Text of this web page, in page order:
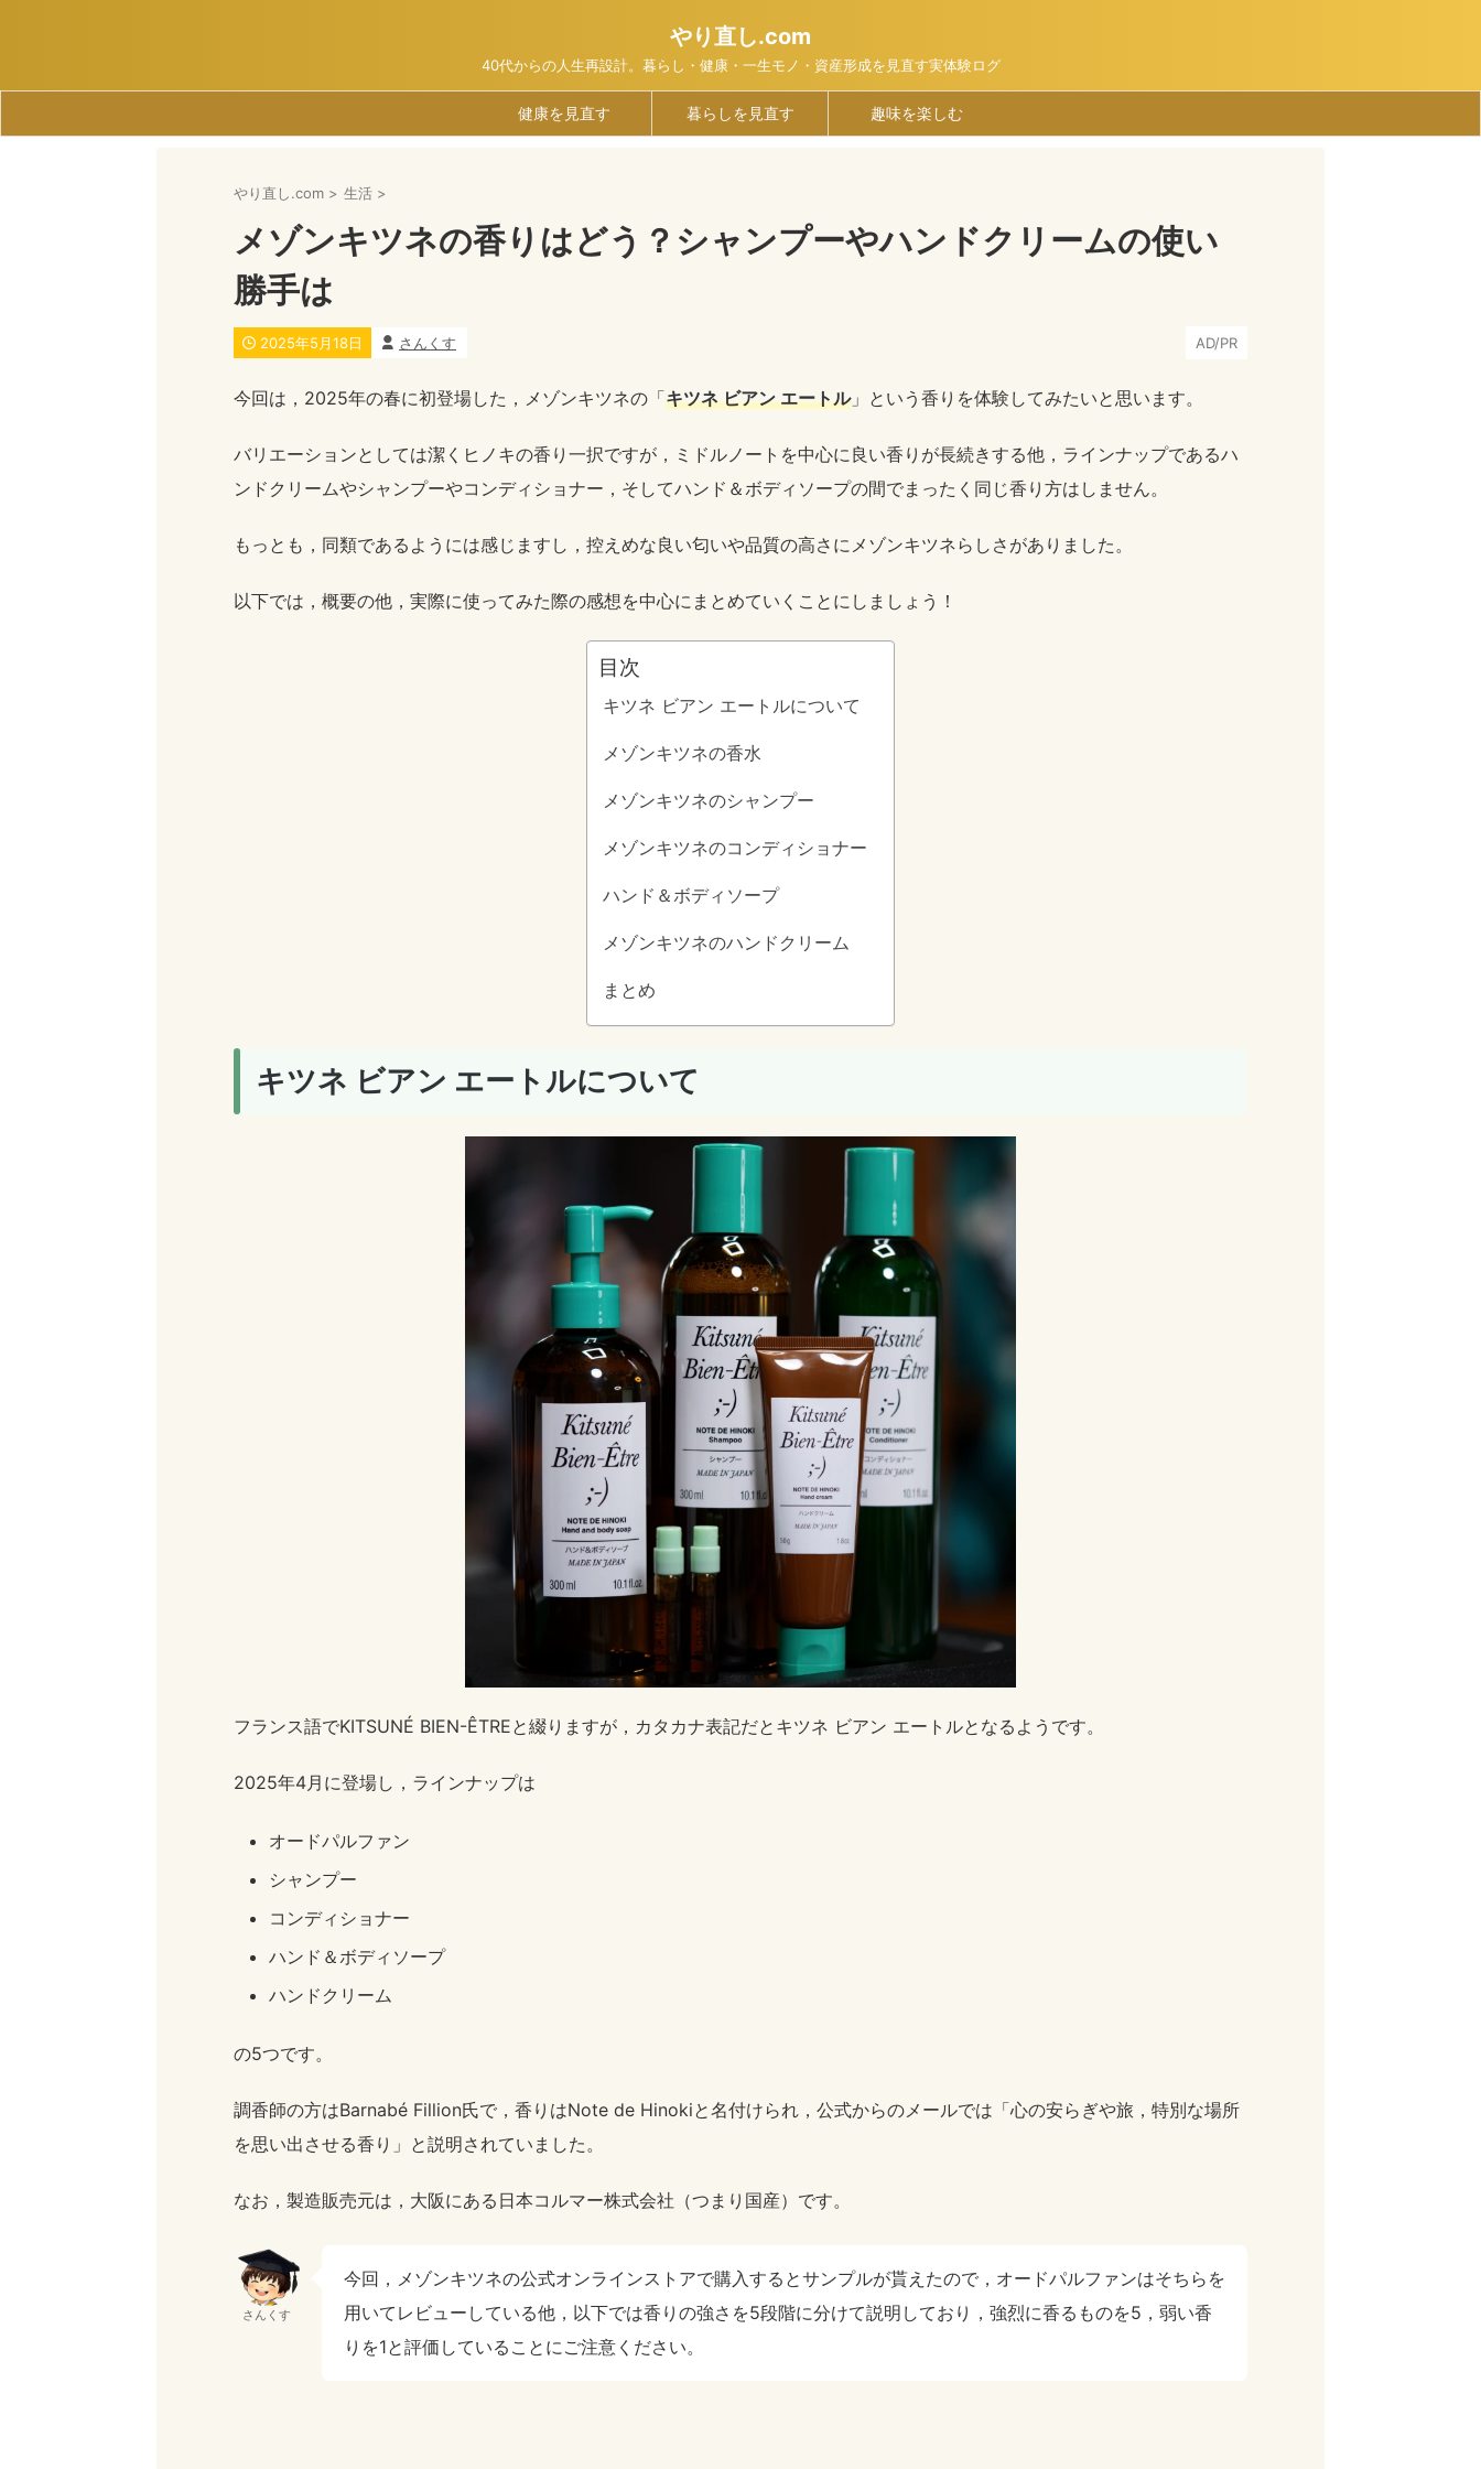
やり直し.com
40代からの人生再設計。暮らし・健康・一生モノ・資産形成を見直す実体験ログ
健康を見直す 暮らしを見直す 趣味を楽しむ
やり直し.com > 生活 >
メゾンキツネの香りはどう？シャンプーやハンドクリームの使い
勝手は
2025年5月18日 さんくす AD/PR
今回は，2025年の春に初登場した，メゾンキツネの「キツネ ビアン エートル」という香りを体験してみたいと思います。
バリエーションとしては潔くヒノキの香り一択ですが，ミドルノートを中心に良い香りが長続きする他，ラインナップであるハ
ンドクリームやシャンプーやコンディショナー，そしてハンド＆ボディソープの間でまったく同じ香り方はしません。
もっとも，同類であるようには感じますし，控えめな良い匂いや品質の高さにメゾンキツネらしさがありました。
以下では，概要の他，実際に使ってみた際の感想を中心にまとめていくことにしましょう！
目次
キツネ ビアン エートルについて
メゾンキツネの香水
メゾンキツネのシャンプー
メゾンキツネのコンディショナー
ハンド＆ボディソープ
メゾンキツネのハンドクリーム
まとめ
キツネ ビアン エートルについて
フランス語でKITSUNÉ BIEN-ÊTREと綴りますが，カタカナ表記だとキツネ ビアン エートルとなるようです。
2025年4月に登場し，ラインナップは
オードパルファン
シャンプー
コンディショナー
ハンド＆ボディソープ
ハンドクリーム
の5つです。
調香師の方はBarnabé Fillion氏で，香りはNote de Hinokiと名付けられ，公式からのメールでは「心の安らぎや旅，特別な場所
を思い出させる香り」と説明されていました。
なお，製造販売元は，大阪にある日本コルマー株式会社（つまり国産）です。
さんくす
今回，メゾンキツネの公式オンラインストアで購入するとサンプルが貰えたので，オードパルファンはそちらを
用いてレビューしている他，以下では香りの強さを5段階に分けて説明しており，強烈に香るものを5，弱い香
りを1と評価していることにご注意ください。